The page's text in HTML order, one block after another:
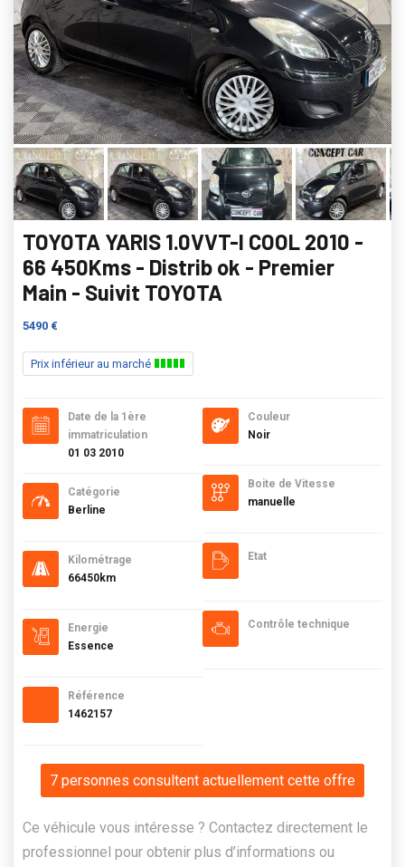
TOYOTA YARIS 1.0VVT-I COOL 2010 -
66 450Kms - Distrib ok - Premier
Main - Suivit TOYOTA
5490 €
Prix inférieur au marché
Date de la 1ère
immatriculation
01 03 2010
Catégorie
Berline
Kilométrage
66450km
Energie
Essence
Référence
1462157
Couleur
Noir
Boite de Vitesse
manuelle
Etat
Contrôle technique
7 personnes consultent actuellement cette offre
Ce véhicule vous intéresse ? Contactez directement le
professionnel pour obtenir plus d’informations ou